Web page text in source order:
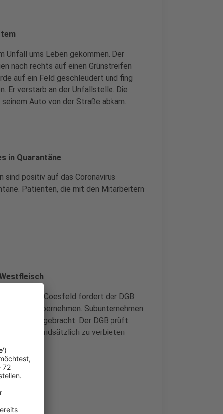
Unfall ums Leben gekommen. Der
nach rechts auf einen Grünstreifen
auf ein Feld geschleudert und fing
Er verstarb an der Unfallstelle. Die
Auto von der Straße abkam.
in Quarantäne
positiv auf das Coronavirus
Patienten, die mit den Mitarbeitern
in Coesfeld fordert der DGB
zu übernehmen. Subunternehmen
untergebracht. Der DGB prüft
grundsätzlich zu verbieten